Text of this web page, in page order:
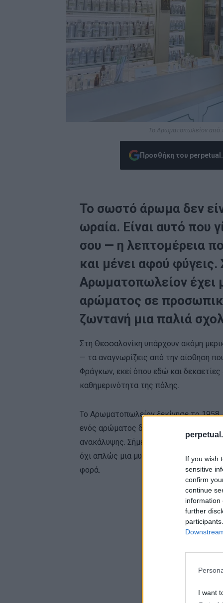
If you wish
sensitive
confirm
continue
information
further
I want
Το Αρωματοπωλείον από
Προσθήκη του
Το σωστό άρωμα δεν
ωραία. Είναι αυτό που
σου — η λεπτομέρεια
και μένει αφού
Αρωματοπωλείον έχει
αρώματος σε
ζωντανή μια παλιά
Στη Θεσσαλονίκη υπάρχουν ακόμη
— τα αναγνωρίζεις από την αίσθηση
Φράγκων, εκεί όπου εδώ και
καθημερινότητα της πόλης.
Το Αρωματοπωλείον ξεκίνησε το 1958,
ενός αρώματος δεν ήταν υπόθεση μιας
ανακάλυψης. Σήμερα, μετά από σχεδόν
όχι απλώς μια μυρωδιά, αλλά εκείνο
φορά.